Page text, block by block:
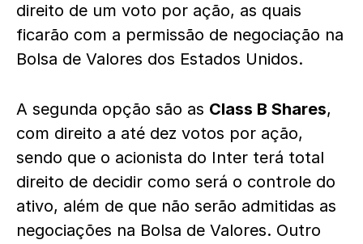
direito de um voto por ação, as quais
ficarão com a permissão de negociação na
Bolsa de Valores dos Estados Unidos.
A segunda opção são as Class B Shares,
com direito a até dez votos por ação,
sendo que o acionista do Inter terá total
direito de decidir como será o controle do
ativo, além de que não serão admitidas as
negociações na Bolsa de Valores. Outro